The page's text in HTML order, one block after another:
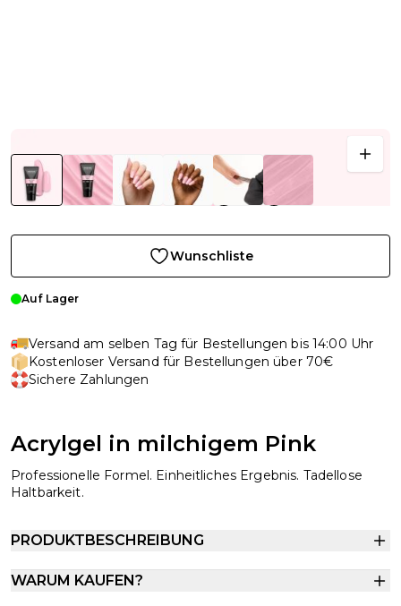
Wunschliste
Auf Lager
Versand am selben Tag für Bestellungen bis 14:00 Uhr
Kostenloser Versand für Bestellungen über 70€
Sichere Zahlungen
Acrylgel in milchigem Pink
Professionelle Formel. Einheitliches Ergebnis. Tadellose
Haltbarkeit.
PRODUKTBESCHREIBUNG
WARUM KAUFEN?